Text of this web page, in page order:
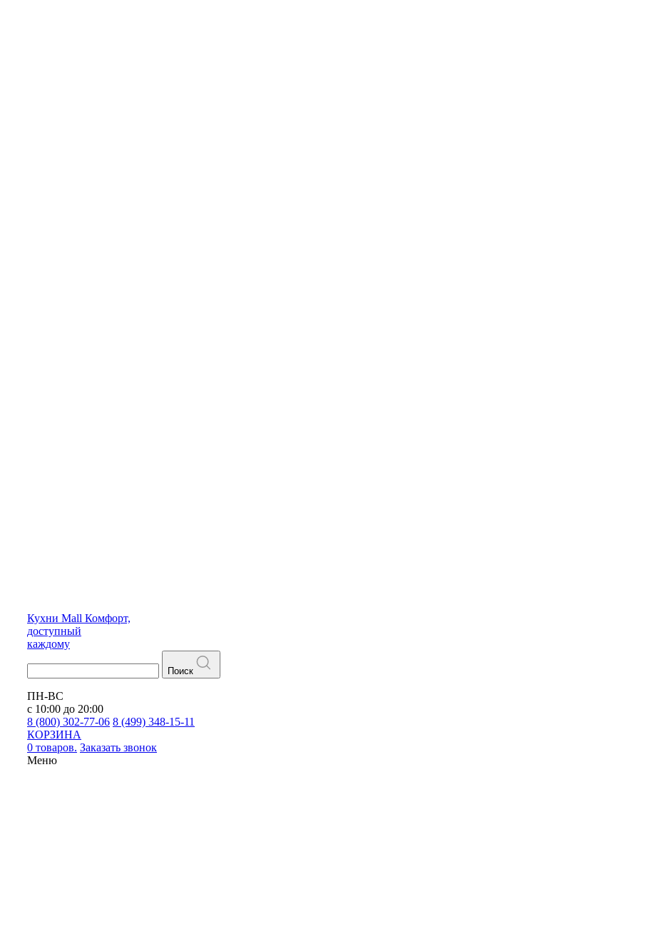
Кухни Mall Комфорт,
доступный
каждому
Поиск
ПН-ВС
с 10:00 до 20:00
8 (800) 302-77-06 8 (499) 348-15-11
КОРЗИНА
0 товаров. Заказать звонок
Меню